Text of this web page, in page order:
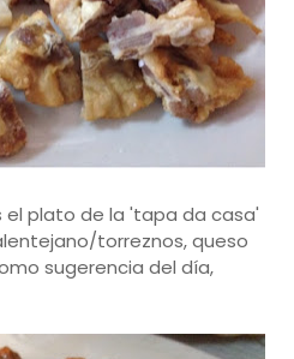
plato de la 'tapa da casa'
torreznos, queso
sugerencia del día,